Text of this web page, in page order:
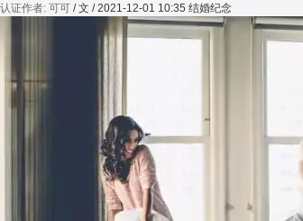
认证作者: 可可 / 文 / 2021-12-01 10:35 结婚纪念